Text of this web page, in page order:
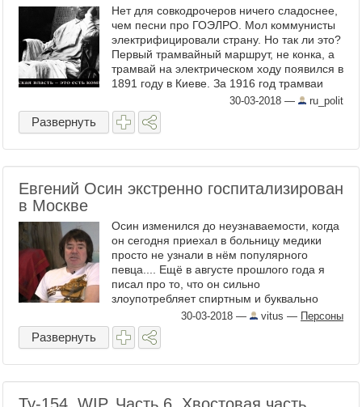
Нет для совкодрочеров ничего сладоснее,
чем песни про ГОЭЛРО. Мол коммунисты
электрифицировали страну. Но так ли это?
Первый трамвайный маршрут, не конка, а
трамвай на электрическом ходу появился в
1891 году в Киеве. За 1916 год трамваи
Киева перевезли 108 млн, Одессы - 55
млн. ...
30-03-2018 — ru_polit
Развернуть
Евгений Осин экстренно госпитализирован
в Москве
Осин изменился до неузнаваемости, когда
он сегодня приехал в больницу медики
просто не узнали в нём популярного
певца.... Ещё в августе прошлого года я
писал про то, что он сильно
злоупотребляет спиртным и буквально
угасает . После этого он той зимой прошёл
курс реабилитации, но по ...
30-03-2018 — vitus — Персоны
Развернуть